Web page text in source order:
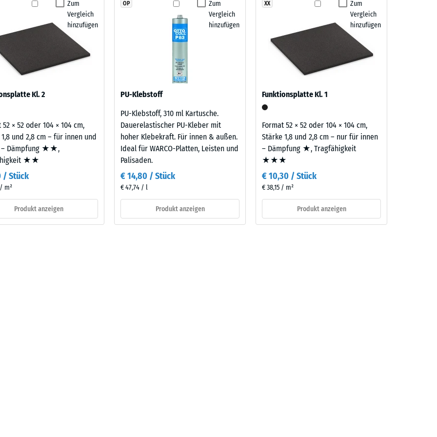
- Beständigkeit gegen abrasiven Verschleiß - Skalenwert 2 = "gut" (BS 7188)
(EN 12616) - Skalenwert 4 = Infiltration ca. 600 mm/h (600 l/h/m²)
(EN 16165) - Skalenwert 4 = mittlerer Akzeptanzwinkel ca. 16°, Gruppe R10
- Skalenwert 2 = Wärmeleitfähigkeit ca. 0,12 W/(m·K)
Produkt
Zum
Vergleich
hinzufügen
Kl. 2
52 × 52 oder 104 × 104 cm,
und 2,8 cm – für innen und
– Dämpfung ★★,
★★
/ Stück
m²
Produkt anzeigen
Zum
Vergleich
hinzufügen
OP
PU-Klebstoff
PU-Klebstoff, 310 ml Kartusche.
Dauerelastischer PU-Kleber mit
hoher Klebekraft. Für innen & außen.
Ideal für WARCO-Platten, Leisten und
Palisaden.
€ 14,80 / Stück
€ 47,74 / l
Produkt anzeigen
Zum
Vergleich
hinzufügen
XX
Funktionsplatte Kl. 1
Format 52 × 52 oder 104 × 104 cm,
Stärke 1,8 und 2,8 cm – nur für innen
– Dämpfung ★, Tragfähigkeit
★★★
€ 10,30 / Stück
€ 38,15 / m²
Produkt anzeigen